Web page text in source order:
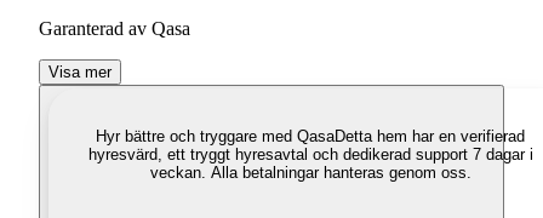
Garanterad av Qasa
Visa mer
Hyr bättre och tryggare med QasaDetta hem har en verifierad
hyresvärd, ett tryggt hyresavtal och dedikerad support 7 dagar i
veckan. Alla betalningar hanteras genom oss.